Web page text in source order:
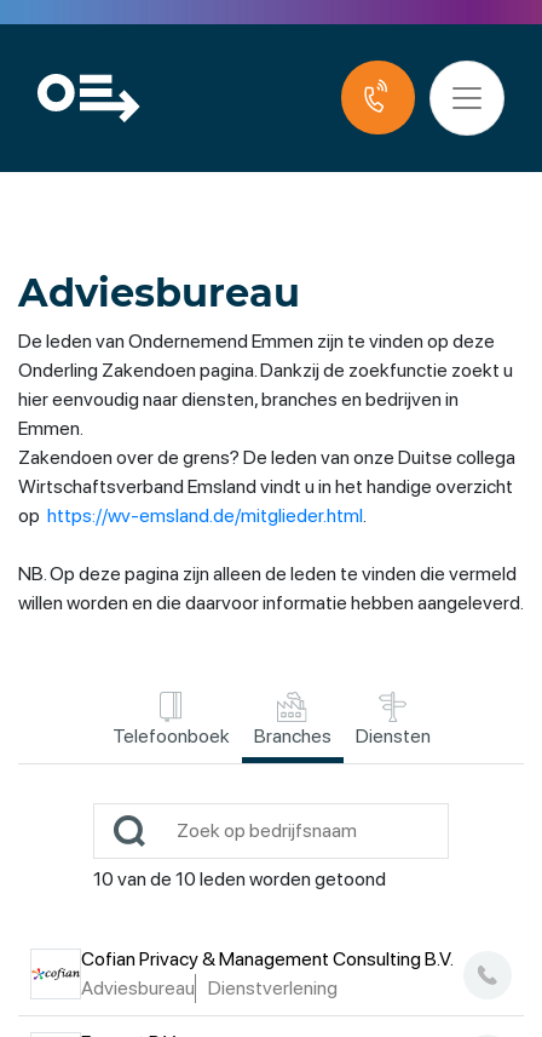
Adviesbureau
De leden van Ondernemend Emmen zijn te vinden op deze
Onderling Zakendoen pagina. Dankzij de zoekfunctie zoekt u
hier eenvoudig naar diensten, branches en bedrijven in
Emmen.
Zakendoen over de grens? De leden van onze Duitse collega
Wirtschaftsverband Emsland vindt u in het handige overzicht
op https://wv-emsland.de/mitglieder.html.
NB. Op deze pagina zijn alleen de leden te vinden die vermeld
willen worden en die daarvoor informatie hebben aangeleverd.
Telefoonboek Branches Diensten
10 van de 10 leden worden getoond
Cofian Privacy & Management Consulting B.V.
Adviesbureau
Dienstverlening